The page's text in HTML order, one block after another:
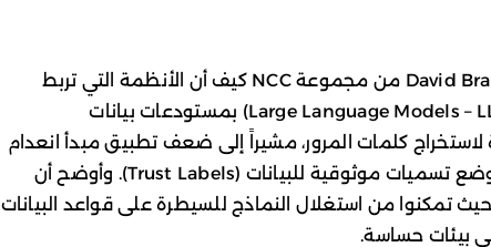
خلال عرض آخر، أظهر David Brauchler من مجموعة NCC كيف أن الأنظمة التي تربط
النماذج اللغوية الكبيرة (Large Language Models – LLMs) بمستودعات بيانات
لاستخراج كلمات المرور، مشيراً إلى ضعف تطبيق مبدأ انعدام
الثقة (Zero Trust) وضرورة وضع تسميات موثوقية للبيانات (Trust Labels). وأوضح أن
حيث تمكنوا من استغلال النماذج للسيطرة على قواعد البيانات
بيئات حساسة.